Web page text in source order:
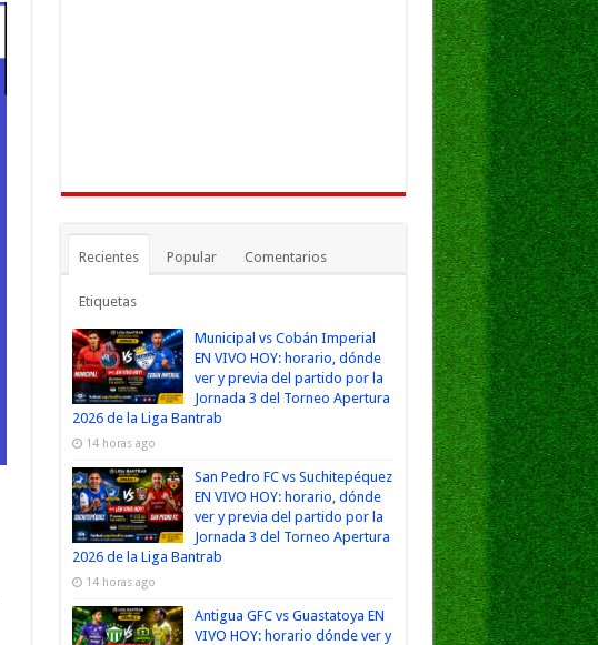
Recientes Popular Comentarios
Etiquetas
Municipal vs Cobán Imperial
EN VIVO HOY: horario, dónde
ver y previa del partido por la
Jornada 3 del Torneo Apertura
2026 de la Liga Bantrab
14 horas ago
San Pedro FC vs Suchitepéquez
EN VIVO HOY: horario, dónde
ver y previa del partido por la
Jornada 3 del Torneo Apertura
2026 de la Liga Bantrab
14 horas ago
Antigua GFC vs Guastatoya EN
VIVO HOY: horario dónde ver y